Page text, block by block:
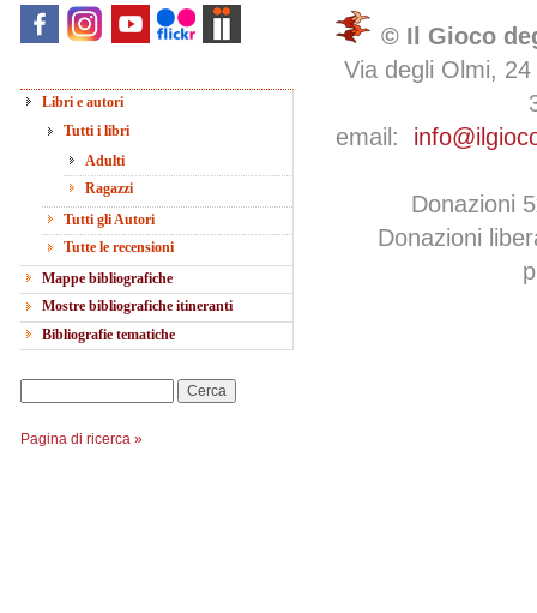
Libri e autori
Tutti i libri
Adulti
Ragazzi
Tutti gli Autori
Tutte le recensioni
Mappe bibliografiche
Mostre bibliografiche itineranti
Bibliografie tematiche
Pagina di ricerca »
© Il Gioco
Via degli Olmi,
email:
Donazioni
Donazioni